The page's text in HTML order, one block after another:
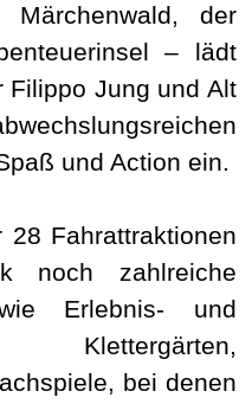
der
– lädt
Filippo Jung und Alt
und Action ein.
Fahrattraktionen
noch zahlreiche
Erlebnis- und
Klettergärten,
bei denen